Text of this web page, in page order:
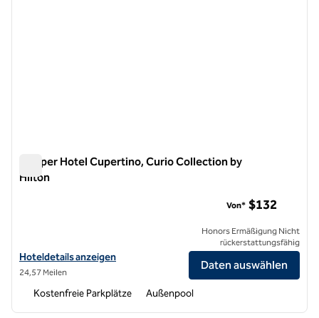
Juniper Hotel Cupertino, Curio Collection by
Hilton
Hoteldetails für Juniper Hotel Cupertino, Curio Collection by Hilton
Hoteldetails anzeigen
24,57 Meilen
Von* $132
Honors Ermäßigung Nicht
rückerstattungsfähig
Daten auswählen
Kostenfreie Parkplätze Außenpool